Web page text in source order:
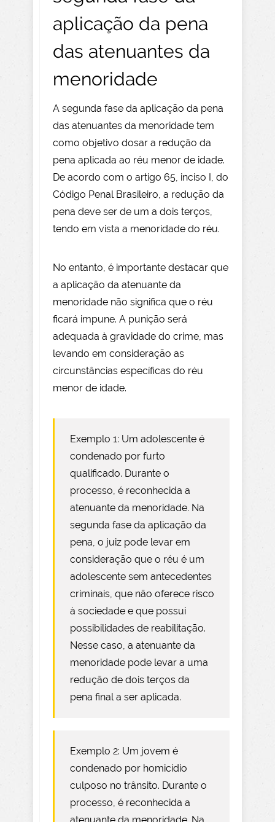
aplicação da pena
das atenuantes da
menoridade
A segunda fase da aplicação da pena
das atenuantes da menoridade tem
como objetivo dosar a redução da
pena aplicada ao réu menor de idade.
De acordo com o artigo 65, inciso I, do
Código Penal Brasileiro, a redução da
pena deve ser de um a dois terços,
tendo em vista a menoridade do réu.
No entanto, é importante destacar que
a aplicação da atenuante da
menoridade não significa que o réu
ficará impune. A punição será
adequada à gravidade do crime, mas
levando em consideração as
circunstâncias específicas do réu
menor de idade.
Exemplo 1: Um adolescente é
condenado por furto
qualificado. Durante o
processo, é reconhecida a
atenuante da menoridade. Na
segunda fase da aplicação da
pena, o juiz pode levar em
consideração que o réu é um
adolescente sem antecedentes
criminais, que não oferece risco
à sociedade e que possui
possibilidades de reabilitação.
Nesse caso, a atenuante da
menoridade pode levar a uma
redução de dois terços da
pena final a ser aplicada.
Exemplo 2: Um jovem é
condenado por homicídio
culposo no trânsito. Durante o
processo, é reconhecida a
atenuante da menoridade. Na